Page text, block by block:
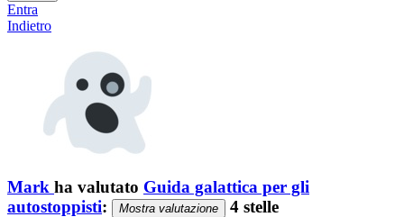
Entra
Indietro
Mark ha valutato Guida galattica per gli
autostoppisti: Mostra valutazione 4 stelle